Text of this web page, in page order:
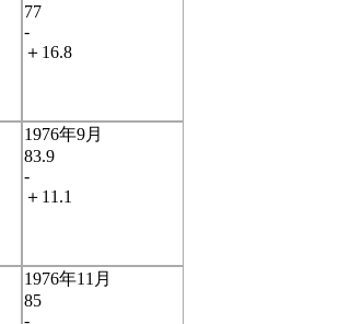
77
-
＋16.8
1976年9月
83.9
-
＋11.1
1976年11月
85
-